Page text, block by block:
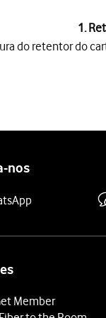
1.
do retentor do
nos
Member